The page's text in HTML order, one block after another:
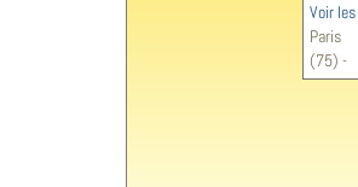
Voir
Paris
(75) -